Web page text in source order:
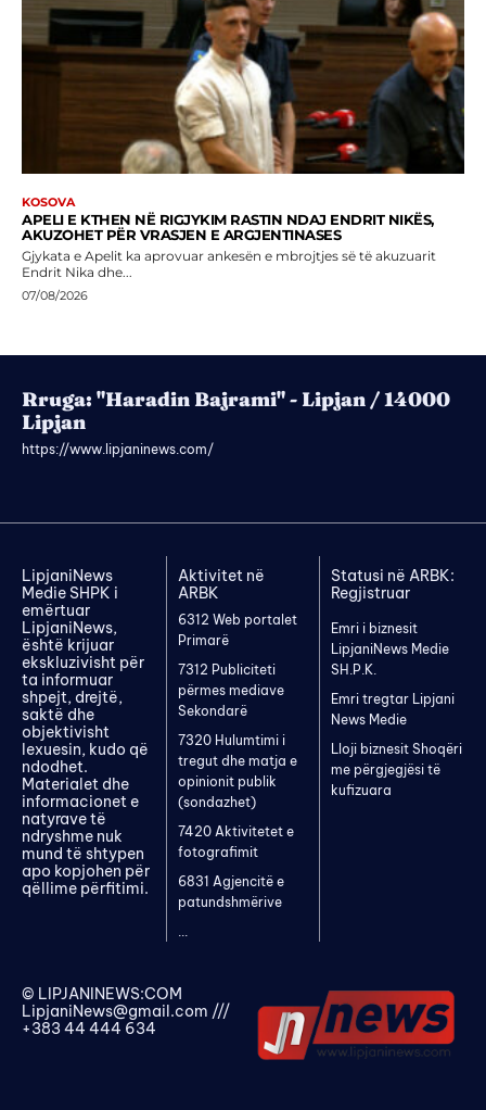
KOSOVA
APELI E KTHEN NË RIGJYKIM RASTIN NDAJ ENDRIT NIKËS,
AKUZOHET PËR VRASJEN E ARGJENTINASES
Gjykata e Apelit ka aprovuar ankesën e mbrojtjes së të akuzuarit
Endrit Nika dhe...
07/08/2026
Rruga: "Haradin Bajrami" - Lipjan / 14000
Lipjan
https://www.lipjaninews.com/
LipjaniNews
Medie SHPK i
emërtuar
LipjaniNews,
është krijuar
ekskluzivisht për
ta informuar
shpejt, drejtë,
saktë dhe
objektivisht
lexuesin, kudo që
ndodhet.
Materialet dhe
informacionet e
natyrave të
ndryshme nuk
mund të shtypen
apo kopjohen për
qëllime përfitimi.
Aktivitet në
ARBK
6312 Web portalet
Primarë
7312 Publiciteti
përmes mediave
Sekondarë
7320 Hulumtimi i
tregut dhe matja e
opinionit publik
(sondazhet)
7420 Aktivitetet e
fotografimit
6831 Agjencitë e
patundshmërive
...
Statusi në ARBK:
Regjistruar
Emri i biznesit
LipjaniNews Medie
SH.P.K.
Emri tregtar Lipjani
News Medie
Lloji biznesit Shoqëri
me përgjegjësi të
kufizuara
© LIPJANINEWS:COM
LipjaniNews@gmail.com ///
+383 44 444 634